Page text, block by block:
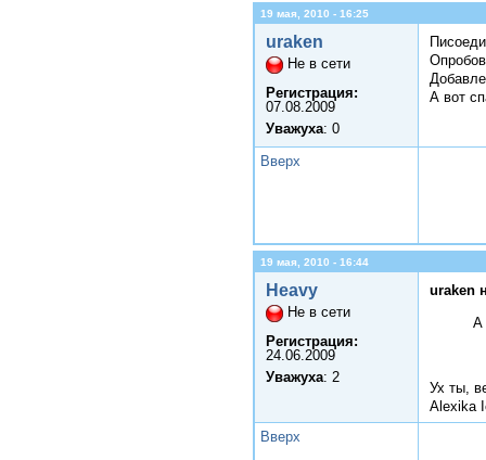
19 мая, 2010 - 16:25
uraken
Не в сети
Регистрация:
07.08.2009
Уважуха: 0
А вот
Вверх
19 мая, 2010 - 16:44
Heavy
Не в сети
Регистрация:
24.06.2009
Уважуха: 2
uraken
А
Ух ты,
Alexika
Вверх